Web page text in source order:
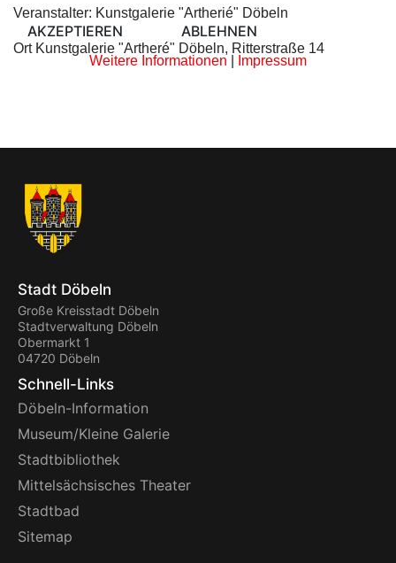
Veranstalter: Kunstgalerie "Artherié" Döbeln
Ort Kunstgalerie "Artheré" Döbeln, Ritterstraße 14
Stadt Döbeln
Große Kreisstadt Döbeln
Stadtverwaltung Döbeln
Obermarkt 1
04720 Döbeln
Schnell-Links
Döbeln-Information
Museum/Kleine Galerie
Stadtbibliothek
Mittelsächsisches Theater
Stadtbad
Sitemap
AKZEPTIEREN ABLEHNEN
Weitere Informationen Impressum